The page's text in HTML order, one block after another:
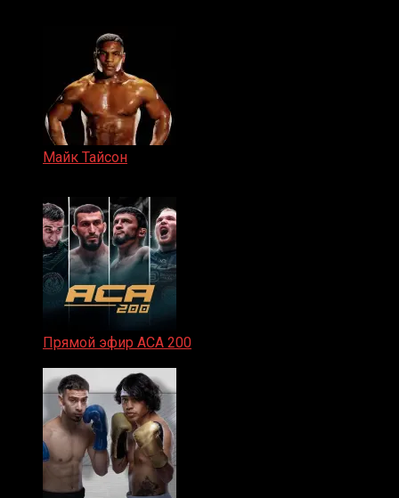
Майк Тайсон
Прямой эфир ACA 200